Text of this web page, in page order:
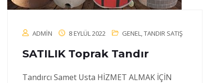
ADMIN 8 EYLÜL 2022 GENEL,TANDIR SATIŞ
SATILIK Toprak Tandır
Tandırcı Samet Usta HİZMET ALMAK İÇİN